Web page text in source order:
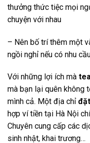
thưởng thức tiệc mọi
chuyện với nhau
– Nên bố trí thêm một
ngồi nghỉ nếu có nhu
Với những lợi ích mà
mà bạn lại quên không
mình cả. Một địa chỉ
hợp ví tiền tại Hà Nội
Chuyên cung cấp các
sinh nhật, khai trương…